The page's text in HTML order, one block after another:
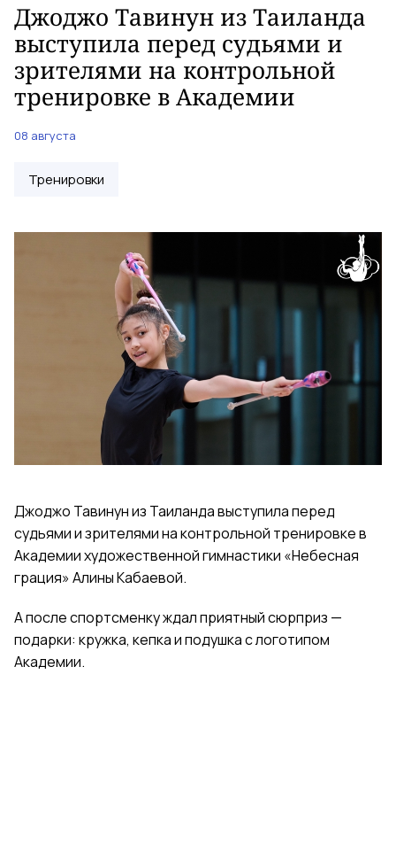
Джоджо Тавинун из Таиланда
выступила перед судьями и
зрителями на контрольной
тренировке в Академии
08 августа
Тренировки
Джоджо Тавинун из Таиланда выступила перед
судьями и зрителями на контрольной тренировке в
Академии художественной гимнастики «Небесная
грация» Алины Кабаевой.
А после спортсменку ждал приятный сюрприз —
подарки: кружка, кепка и подушка с логотипом
Академии.